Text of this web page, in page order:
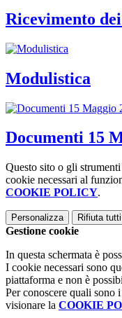
Ricevimento
Modulistica
Documenti 15
Questo sito o gli
cookie necessari al
COOKIE POLICY.
Personalizza Rifiuta tutti
Gestione cookie
In questa schermata è
I cookie necessari sono
piattaforma e non è
Per conoscere quali sono
visionare la COOKIE